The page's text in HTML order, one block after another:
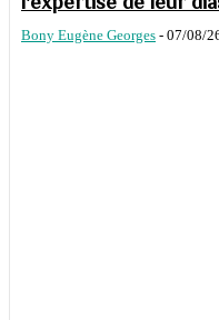
Bony Eugène Georges - 07/08/